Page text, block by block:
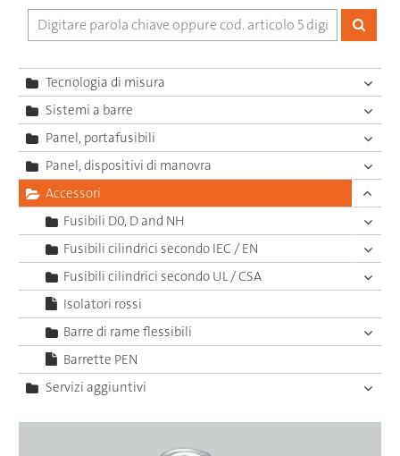
Tecnologia di misura
Sistemi a barre
Panel, portafusibili
Panel, dispositivi di manovra
Accessori
Fusibili D0, D and NH
Fusibili cilindrici secondo IEC / EN
Fusibili cilindrici secondo UL / CSA
Isolatori rossi
Barre di rame flessibili
Barrette PEN
Servizi aggiuntivi